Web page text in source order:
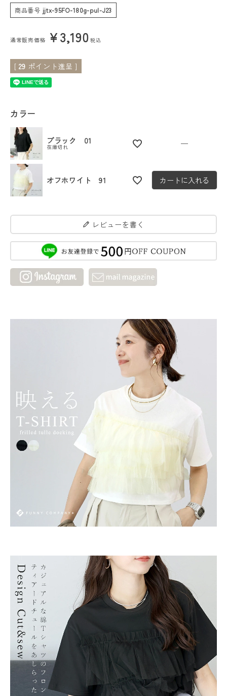
会員ステージ特典プログラムについて
ご利用ガイド
商品番号 jjtx-95FO-180g-pul-J23
通常販売価格 ¥3,190 税込
[ 29 ポイント進呈 ]
カラー
ブラック 01
在庫切れ —
オフホワイト 91 カートに入れる
レビューを書く